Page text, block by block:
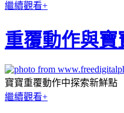
繼續觀看+
重覆動作與寶
寶寶重覆動作中探索新鮮點
繼續觀看+